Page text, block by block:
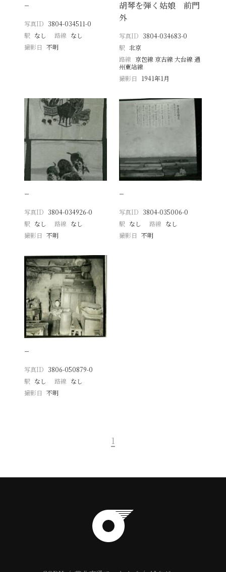
−
写真ID 3804-034511-0
駅 なし 路線 なし
撮影日
不明
胡琴を弾く姑娘 前門
外
写真ID 3804-034683-0
駅 北京
路線 京包線 京古線 大台線 通
州東站線
撮影日
1941年1月
−
写真ID 3804-034926-0
駅 なし 路線 なし
撮影日
不明
−
写真ID 3804-035006-0
駅 なし 路線 なし
撮影日 不明
−
写真ID 3806-050879-0
駅 なし 路線 なし
撮影日
不明
1